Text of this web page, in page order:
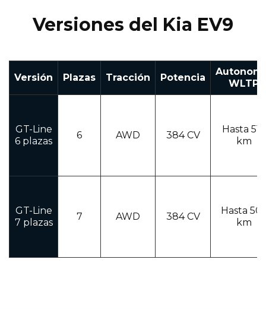
Versiones del Kia EV9
Versión Plazas Tracción Potencia
WLTP
GT-Line
6 plazas
6 AWD 384 CV
Hasta 512
km
GT-Line
7 plazas
7 AWD 384 CV
Hasta
km